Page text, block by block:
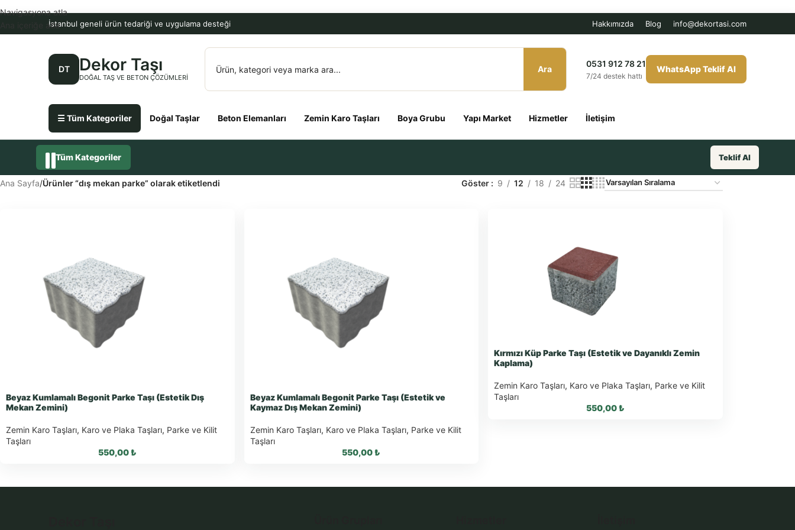
İstanbul geneli ürün tedariği ve uygulama desteği Hakkımızda Blog info@dekortasi.com
DT Dekor Taşı
DOĞAL TAŞ VE BETON ÇÖZÜMLERI
Ara
0531 912 78 21
7/24 destek hattı
WhatsApp Teklif Al
☰ Tüm Kategoriler Doğal Taşlar Beton Elemanları Zemin Karo Taşları Boya Grubu Yapı Market Hizmetler İletişim
Navigasyona atla
Ana içeriğe atla
Tüm Kategoriler Teklif Al
Ana Sayfa/Ürünler “dış mekan parke” olarak etiketlendi Göster 9 12 18 24
Beyaz Kumlamalı Begonit Parke Taşı (Estetik Dış
Mekan Zemini)
Zemin Karo Taşları, Karo ve Plaka Taşları, Parke ve Kilit
Taşları
550,00₺
Beyaz Kumlamalı Begonit Parke Taşı (Estetik ve
Kaymaz Dış Mekan Zemini)
Zemin Karo Taşları, Karo ve Plaka Taşları, Parke ve Kilit
Taşları
550,00₺
Kırmızı Küp Parke Taşı (Estetik ve Dayanıklı Zemin
Kaplama)
Zemin Karo Taşları, Karo ve Plaka Taşları, Parke ve Kilit
Taşları
550,00₺